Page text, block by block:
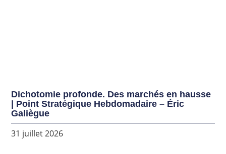
Dichotomie profonde. Des marchés en hausse
| Point Stratégique Hebdomadaire – Éric
Galiègue
31 juillet 2026